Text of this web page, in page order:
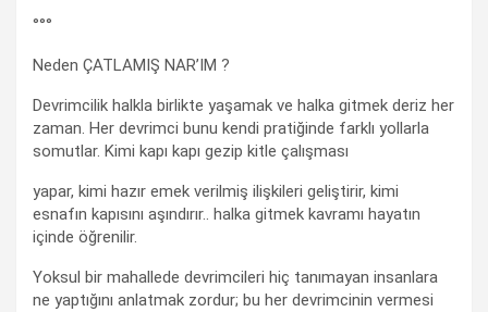
°°°
Neden ÇATLAMIŞ NAR’IM ?
Devrimcilik halkla birlikte yaşamak ve halka gitmek deriz her
zaman. Her devrimci bunu kendi pratiğinde farklı yollarla
somutlar. Kimi kapı kapı gezip kitle çalışması
yapar, kimi hazır emek verilmiş ilişkileri geliştirir, kimi
esnafın kapısını aşındırır.. halka gitmek kavramı hayatın
içinde öğrenilir.
Yoksul bir mahallede devrimcileri hiç tanımayan insanlara
ne yaptığını anlatmak zordur; bu her devrimcinin vermesi